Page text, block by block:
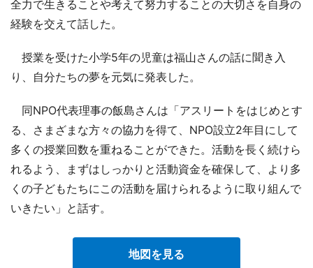
全力で生きることや考えて努力することの大切さを自身の
経験を交えて話した。
授業を受けた小学5年の児童は福山さんの話に聞き入
り、自分たちの夢を元気に発表した。
同NPO代表理事の飯島さんは「アスリートをはじめとす
る、さまざまな方々の協力を得て、NPO設立2年目にして
多くの授業回数を重ねることができた。活動を長く続けら
れるよう、まずはしっかりと活動資金を確保して、より多
くの子どもたちにこの活動を届けられるように取り組んで
いきたい」と話す。
地図を見る